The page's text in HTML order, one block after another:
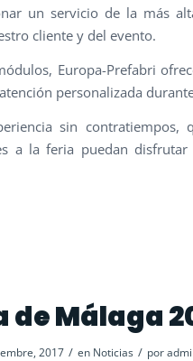
un servicio de la más
cliente y del evento.
Europa-Prefabri
personalizada
sin contratiempos,
a la feria puedan
de Málaga
2017 / en Noticias / por